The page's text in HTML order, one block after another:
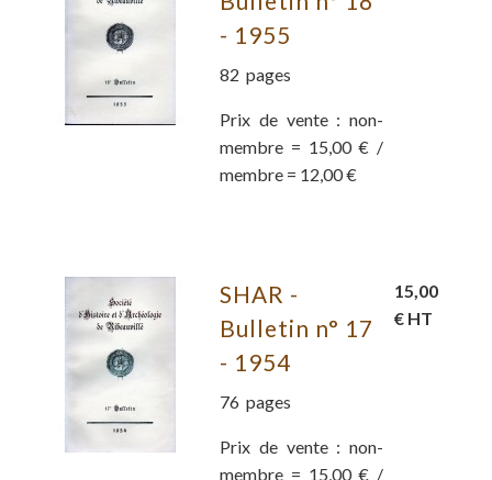
- 1955
82 pages
Prix de vente : non-
membre = 15,00 € /
membre = 12,00 €
SHAR -
Bulletin n° 17
- 1954
76 pages
Prix de vente : non-
membre = 15,00 € /
15,00
€ HT